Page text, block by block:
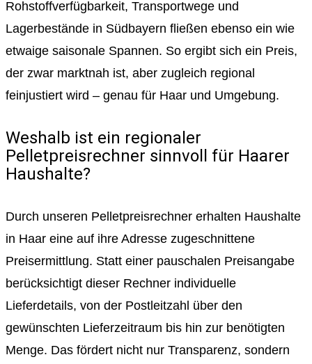
Rohstoffverfügbarkeit, Transportwege und
Lagerbestände in Südbayern fließen ebenso ein wie
etwaige saisonale Spannen. So ergibt sich ein Preis,
der zwar marktnah ist, aber zugleich regional
feinjustiert wird – genau für Haar und Umgebung.
Weshalb ist ein regionaler
Pelletpreisrechner sinnvoll für Haarer
Haushalte?
Durch unseren Pelletpreisrechner erhalten Haushalte
in Haar eine auf ihre Adresse zugeschnittene
Preisermittlung. Statt einer pauschalen Preisangabe
berücksichtigt dieser Rechner individuelle
Lieferdetails, von der Postleitzahl über den
gewünschten Lieferzeitraum bis hin zur benötigten
Menge. Das fördert nicht nur Transparenz, sondern